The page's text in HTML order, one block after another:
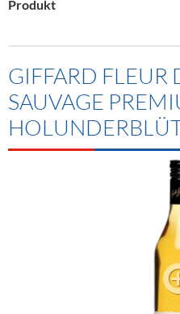
Kontakt
Neuigkeiten
Termine
Sirup
Spirituosen
Bier
Kommisionskauf &
Fremddienstleistungen
Produkt
GIFFARD FLEUR
SAUVAGE